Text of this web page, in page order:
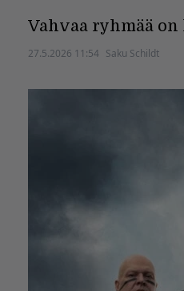
Vahvaa ryhmää
27.5.2026 11:54 Saku Schildt